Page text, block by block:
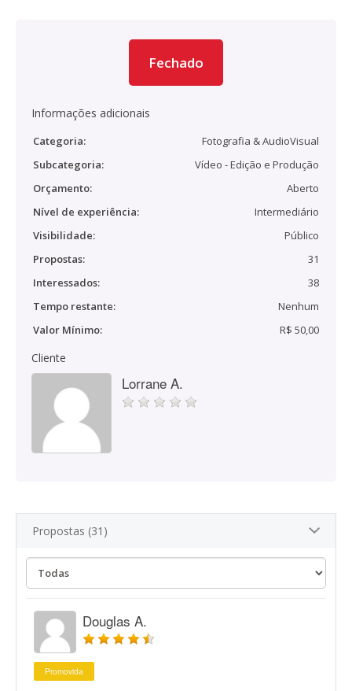
Fechado
Informações adicionais
Categoria:
Fotografia & AudioVisual
Subcategoria:
Vídeo - Edição e Produção
Orçamento:
Aberto
Nível de experiência:
Intermediário
Visibilidade:
Público
Propostas:
31
Interessados:
38
Tempo restante:
Nenhum
Valor Mínimo:
R$ 50,00
Cliente
Lorrane A.
Propostas (31)
Douglas A.
Promovida